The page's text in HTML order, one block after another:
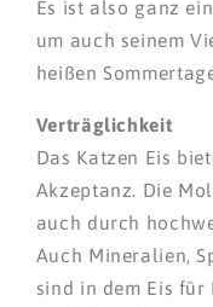
Es ist also ganz
um auch seinem
heißen
Verträglichkeit
Das Katzen Eis
Akzeptanz. Die
auch durch
Auch Mineralien,
sind in dem Eis für